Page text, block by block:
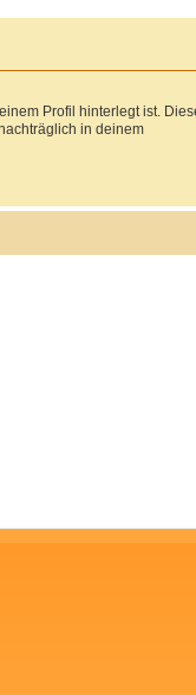
Profil hinterlegt ist.
in deinem